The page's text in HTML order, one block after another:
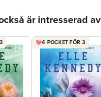
är intresserad av
4 POCKET FÖR 3